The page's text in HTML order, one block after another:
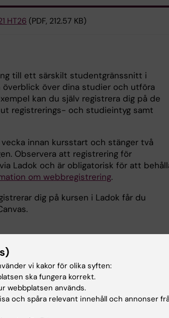
HT26 (PDF, 212.57 KB)
till ett särskilt studentgränssnitt i
överblick över dina studier och utföra
kan du själv registrera dig på de
registrerings- och studieintyg samt
innan kursstart och stänger två
Observera att registrering för
Ladok och är obligatorisk för att
om webbregistrering.
dig på kursen i Ladok får du
används för alla kurser på KI. Här
inlämningsuppgifter och kan hålla
studenter. Då kursen är webbaserad
kommunikation ske via
tillgång till Canvas genom
vi kakor för olika syften:
ska fungera korrekt.
webbplatsen används.
och spåra relevant innehåll och annonser